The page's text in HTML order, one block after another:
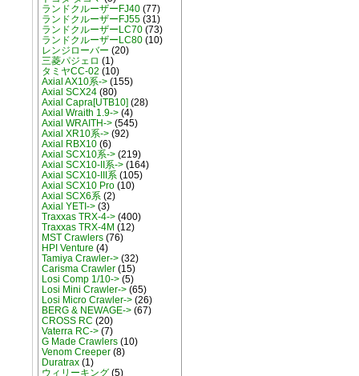
ランドクルーザーFJ40(77)
ランドクルーザーFJ55(31)
ランドクルーザーLC70(73)
ランドクルーザーLC80(10)
レンジローバー (20)
三菱パジェロ (1)
タミヤCC-02 (10)
Axial AX10系->(155)
Axial SCX24(80)
Axial Capra[UTB10] (28)
Axial Wraith 1.9->(4)
Axial WRAITH->(545)
Axial XR10系->(92)
Axial RBX10(6)
Axial SCX10系->(219)
Axial SCX10-II系->(164)
Axial SCX10-III系(105)
Axial SCX10 Pro(10)
Axial SCX6系(2)
Axial YETI->(3)
Traxxas TRX-4->(400)
Traxxas TRX-4M (12)
MST Crawlers(76)
HPI Venture (4)
Tamiya Crawler->(32)
Carisma Crawler(15)
Losi Comp 1/10->(5)
Losi Mini Crawler->(65)
Losi Micro Crawler->(26)
BERG & NEWAGE->(67)
CROSS RC (20)
Vaterra RC->(7)
G Made Crawlers(10)
Venom Creeper(8)
Duratrax(1)
ウィリーキング(5)